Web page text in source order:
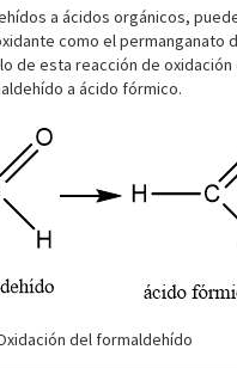
a ácidos orgánicos,
como el permanganato
de esta reacción de oxidación
a ácido fórmico.
del formaldehído